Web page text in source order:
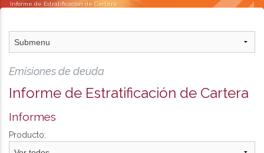
Informe de Estratificación de Cartera
Emisiones de deuda
Informe de Estratificación de Cartera
Informes
Producto: